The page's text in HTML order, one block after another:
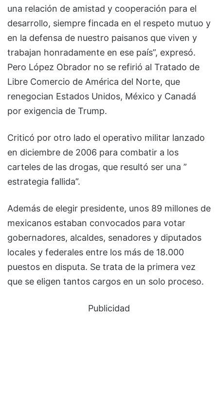
una relación de amistad y cooperación para el
desarrollo, siempre fincada en el respeto mutuo y
en la defensa de nuestro paisanos que viven y
trabajan honradamente en ese país”, expresó.
Pero López Obrador no se refirió al Tratado de
Libre Comercio de América del Norte, que
renegocian Estados Unidos, México y Canadá
por exigencia de Trump.
Criticó por otro lado el operativo militar lanzado
en diciembre de 2006 para combatir a los
carteles de las drogas, que resultó ser una ”
estrategia fallida”.
Además de elegir presidente, unos 89 millones de
mexicanos estaban convocados para votar
gobernadores, alcaldes, senadores y diputados
locales y federales entre los más de 18.000
puestos en disputa. Se trata de la primera vez
que se eligen tantos cargos en un solo proceso.
Publicidad